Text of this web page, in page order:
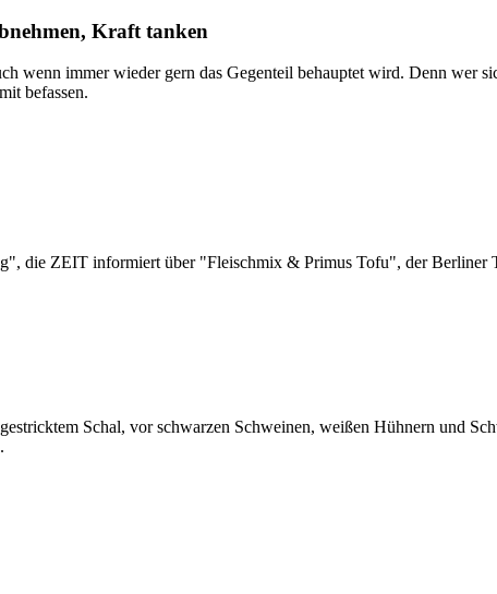
Kraft tanken
wenn immer wieder gern das Gegenteil behauptet wird. Denn wer
befassen.
die ZEIT informiert über "Fleischmix & Primus Tofu", der Berliner
Schal, vor schwarzen Schweinen, weißen Hühnern und